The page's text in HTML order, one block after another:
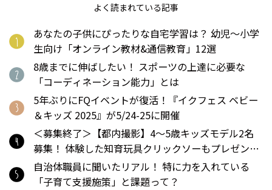
よく読まれている記事
あなたの子供にぴったりな自宅学習は？ 幼児〜小学
生向け「オンライン教材&通信教育」12選
8歳までに伸ばしたい！ スポーツの上達に必要な
「コーディネーション能力」とは
5年ぶりにFQイベントが復活！『イクフェス ベビー
＆キッズ 2025』が5/24-25に開催
＜募集終了＞【都内撮影】4～5歳キッズモデル2名
募集！ 体験した知育玩具クリックソーもプレゼン
ト！
自治体職員に聞いたリアル！ 特に力を入れている
「子育て支援施策」と課題って？